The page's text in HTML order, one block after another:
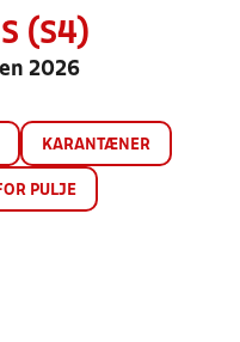
(S4)
2026
KARANTÆNER
PULJE